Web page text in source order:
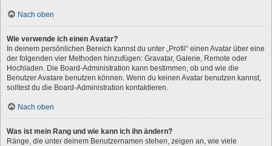
Nach oben
Wie verwende ich einen Avatar?
In deinem persönlichen Bereich kannst du unter „Profil“ einen Avatar über eine
der folgenden vier Methoden hinzufügen: Gravatar, Galerie, Remote oder
Hochladen. Die Board-Administration kann bestimmen, ob und wie die
Benutzer Avatare benutzen können. Wenn du keinen Avatar benutzen kannst,
solltest du die Board-Administration kontaktieren.
Nach oben
Was ist mein Rang und wie kann ich ihn ändern?
Ränge, die unter deinem Benutzernamen stehen, zeigen an, wie viele